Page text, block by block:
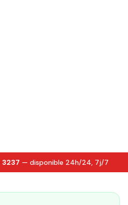
3237 — disponible 24h/24, 7j/7